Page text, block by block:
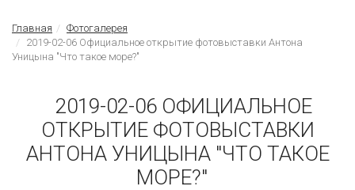
Главная
Фотогалерея
2019-02-06 Официальное открытие фотовыставки Антона
Уницына "Что такое море?"
2019-02-06 ОФИЦИАЛЬНОЕ
ОТКРЫТИЕ ФОТОВЫСТАВКИ
АНТОНА УНИЦЫНА "ЧТО ТАКОЕ
МОРЕ?"